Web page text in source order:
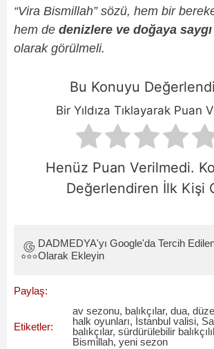
“Vira Bismillah” sözü, hem bir
hem de denizlere ve doğaya
olarak görülmeli.
Bu Konuyu
Bir Yıldıza Tıklayarak Puan
Henüz Puan Verilmedi.
Değerlendiren İlk Kişi
DADMEDYA'yı Google'da Tercih
Olarak Ekleyin
Paylaş:
Etiketler:
av sezonu, balıkçılar, dua,
halk oyunları, İstanbul valisi,
balıkçılar, sürdürülebilir
Bismillah, yeni sezon